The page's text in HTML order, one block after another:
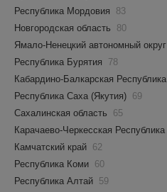
Республика Мордовия
83
Новгородская область
80
Ямало-Ненецкий автономный округ
Республика Бурятия
78
Кабардино-Балкарская Республика
Республика Саха (Якутия) 69
Сахалинская область
65
Карачаево-Черкесская Республика
Камчатский край 62
Республика Коми 60
Республика Алтай 59